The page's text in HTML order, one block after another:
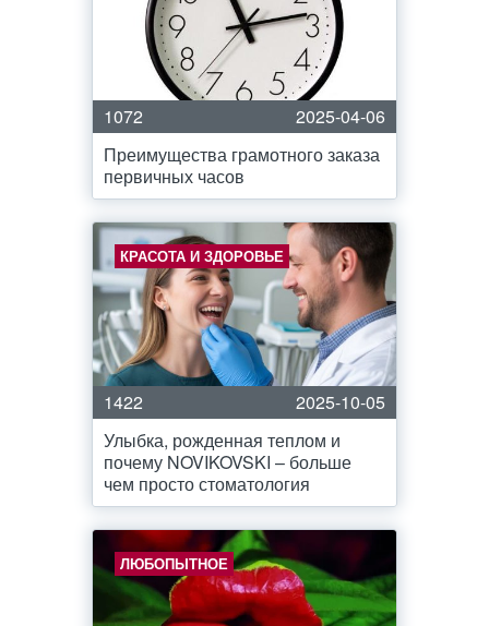
1072
2025-04-06
Преимущества грамотного заказа
первичных часов
КРАСОТА И ЗДОРОВЬЕ
1422
2025-10-05
Улыбка, рожденная теплом и
почему NOVIKOVSKI – больше
чем просто стоматология
ЛЮБОПЫТНОЕ